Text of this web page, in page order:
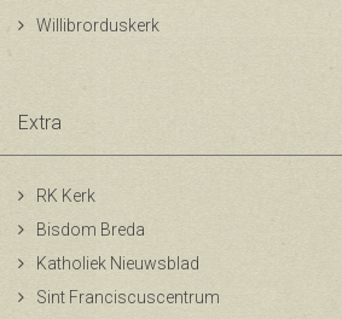
Willibrorduskerk
Extra
RK Kerk
Bisdom Breda
Katholiek Nieuwsblad
Sint Franciscuscentrum